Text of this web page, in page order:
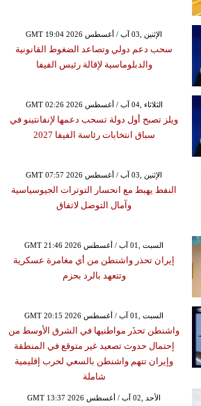
GMT 19:04 2026 الإثنين ,03 آب / أغسطس
سحب دعم دولي وتصاعد الضغوط القانونية
والدبلوماسية لإقالة رئيس الفيفا
GMT 02:26 2026 الثلاثاء ,04 آب / أغسطس
ويلز تصبح أول دولة تسحب دعمها لإنفانتينو في
سباق انتخابات رئاسة الفيفا 2027
GMT 07:57 2026 الإثنين ,03 آب / أغسطس
النفط يهبط مع انحسار التوترات الجيوسياسية
وآمال التوصل لاتفاق
GMT 21:46 2026 السبت ,01 آب / أغسطس
إيران تحذر واشنطن من أي مغامرة عسكرية
وتتعهد بالرد بحزم
GMT 20:15 2026 السبت ,01 آب / أغسطس
واشنطن تحذَر مواطنيها في الشرق الأوسط من
إحتمال حدوث تصعيد غير متوقع في المنطقة
وإيران تتهم واشنطن بالسعي لحرب إقليمية
شاملة
GMT 13:37 2026 الأحد ,02 آب / أغسطس